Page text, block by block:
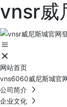
vnsr威
网站首页
vns6060威尼斯城官
公司简介
企业文化